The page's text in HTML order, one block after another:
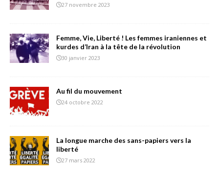
27 novembre 2023
Femme, Vie, Liberté ! Les femmes iraniennes et
kurdes d’Iran à la tête de la révolution
30 janvier 2023
Au fil du mouvement
24 octobre 2022
La longue marche des sans-papiers vers la
liberté
27 mars 2022